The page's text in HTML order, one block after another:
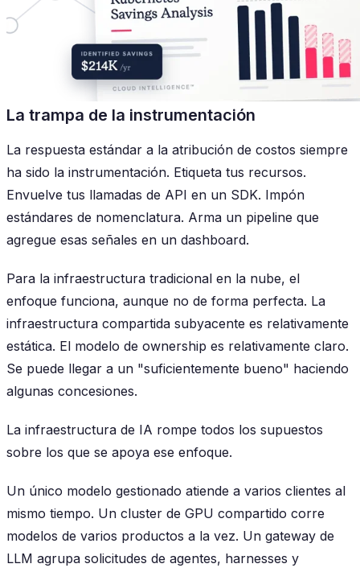
La trampa de la instrumentación
La respuesta estándar a la atribución de costos siempre
ha sido la instrumentación. Etiqueta tus recursos.
Envuelve tus llamadas de API en un SDK. Impón
estándares de nomenclatura. Arma un pipeline que
agregue esas señales en un dashboard.
Para la infraestructura tradicional en la nube, el
enfoque funciona, aunque no de forma perfecta. La
infraestructura compartida subyacente es relativamente
estática. El modelo de ownership es relativamente claro.
Se puede llegar a un "suficientemente bueno" haciendo
algunas concesiones.
La infraestructura de IA rompe todos los supuestos
sobre los que se apoya ese enfoque.
Un único modelo gestionado atiende a varios clientes al
mismo tiempo. Un cluster de GPU compartido corre
modelos de varios productos a la vez. Un gateway de
LLM agrupa solicitudes de agentes, harnesses y